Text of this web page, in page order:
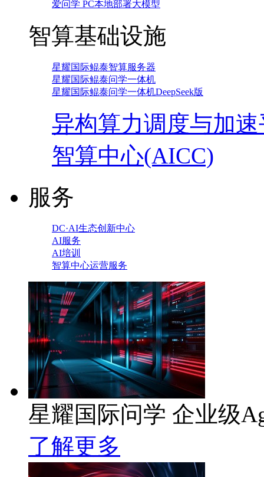
爱问学 PC本地部署大模型
智算基础设施
星耀国际鲲泰智算服务器
星耀国际鲲泰问学一体机
星耀国际鲲泰问学一体机DeepSeek版
异构算力调度与加
智算中心(AICC)
服务
DC·AI生态创新中心
AI服务
AI培训
智算中心运营服务
星耀国际问学 企业级
了解更多